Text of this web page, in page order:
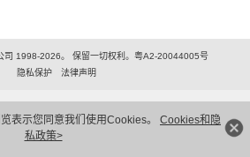
表示您同意我们使用Cookies。 Cookies和隐
私政策>
司 1998-2026。 保留一切权利。粤A2-20044005号
隐私保护
法律声明